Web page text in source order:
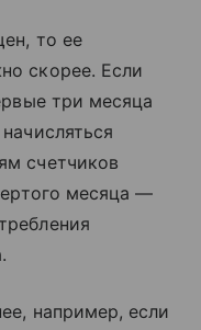
то ее
скорее. Если
три месяца
счетчиков
месяца —
например, если